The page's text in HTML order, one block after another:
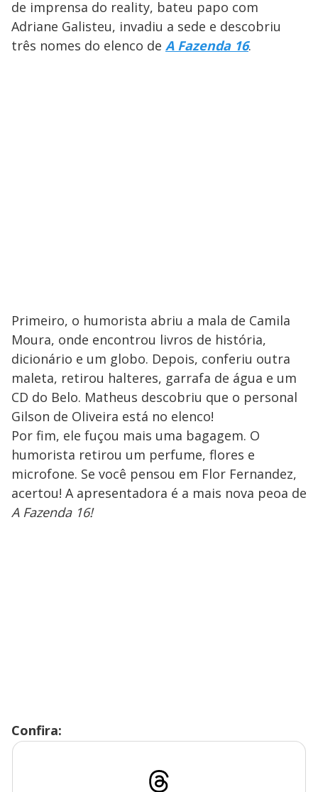
de imprensa do reality, bateu papo com
Adriane Galisteu, invadiu a sede e descobriu
três nomes do elenco de A Fazenda 16.
Primeiro, o humorista abriu a mala de Camila
Moura, onde encontrou livros de história,
dicionário e um globo. Depois, conferiu outra
maleta, retirou halteres, garrafa de água e um
CD do Belo. Matheus descobriu que o personal
Gilson de Oliveira está no elenco!
Por fim, ele fuçou mais uma bagagem. O
humorista retirou um perfume, flores e
microfone. Se você pensou em Flor Fernandez,
acertou! A apresentadora é a mais nova peoa de
A Fazenda 16!
Confira: